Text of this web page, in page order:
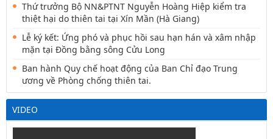
Thứ trưởng Bộ NN&PTNT Nguyễn Hoàng Hiệp kiểm tra
thiệt hại do thiên tai tại Xín Mần (Hà Giang)
Lễ ký kết: Ứng phó và phục hồi sau hạn hán và xâm nhập
mặn tại Đồng bằng sông Cửu Long
Ban hành Quy chế hoạt động của Ban Chỉ đạo Trung
ương về Phòng chống thiên tai.
VIDEO